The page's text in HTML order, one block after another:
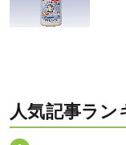
人気記事ラン